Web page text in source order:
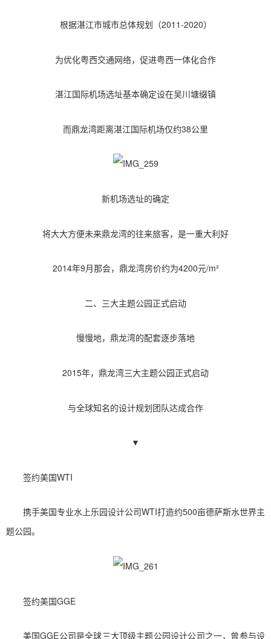
根据湛江市城市总体规划（2011-2020）
为优化粤西交通网络，促进粤西一体化合作
湛江国际机场选址基本确定设在吴川塘缀镇
而鼎龙湾距离湛江国际机场仅约38公里
新机场选址的确定
将大大方便未来鼎龙湾的往来旅客，是一重大利好
2014年9月那会，鼎龙湾房价约为4200元/m²
二、三大主题公园正式启动
慢慢地，鼎龙湾的配套逐步落地
2015年，鼎龙湾三大主题公园正式启动
与全球知名的设计规划团队达成合作
▼
签约美国WTI
携手美国专业水上乐园设计公司WTI打造约500亩德萨斯水世界主
题公园。
签约美国GGE
美国GGE公司是全球三大顶级主题公园设计公司之一，曾参与设